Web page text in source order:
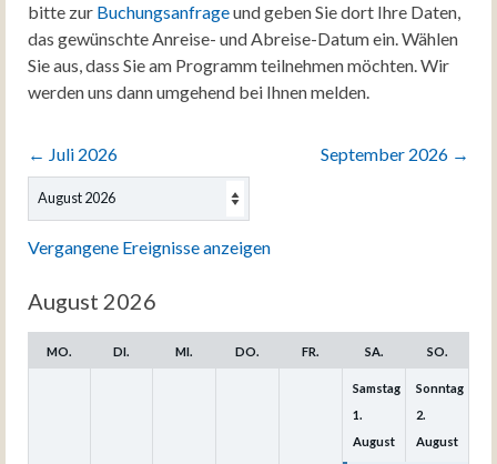
bitte zur Buchungsanfrageund geben Sie dort Ihre Daten,
das gewünschte Anreise- und Abreise-Datum ein. Wählen
Sie aus, dass Sie am Programm teilnehmen möchten. Wir
werden uns dann umgehend bei Ihnen melden.
← Juli 2026 September 2026 →
Auswahl
Monats
Vergangene Ereignisse anzeigen
August 2026
MO. DI. MI. DO. FR. SA. SO.
Samstag
1.
August
Sonntag
2.
August